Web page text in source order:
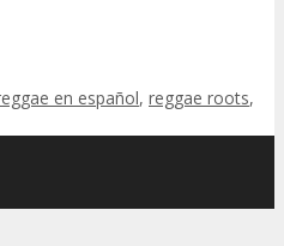
en español, reggae roots,